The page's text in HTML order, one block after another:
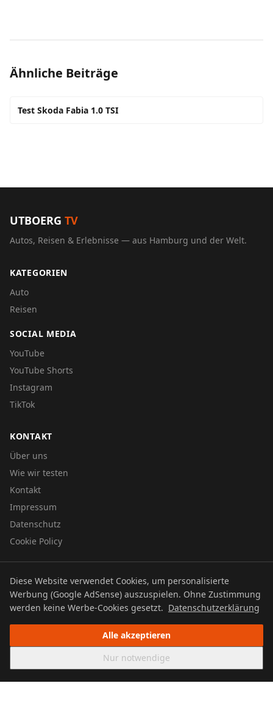
Ähnliche Beiträge
Test Skoda Fabia 1.0 TSI
UTBOERG TV
Autos, Reisen & Erlebnisse — aus Hamburg und der Welt.
KATEGORIEN
Auto
Reisen
SOCIAL MEDIA
YouTube
YouTube Shorts
Instagram
TikTok
KONTAKT
Über uns
Wie wir testen
Kontakt
Impressum
Datenschutz
Cookie Policy
© 2026 UTBOERG TV
DatenschutzImpressumCookie Policy
Diese Website verwendet Cookies, um personalisierte
Werbung (Google AdSense) auszuspielen. Ohne Zustimmung
werden keine Werbe-Cookies gesetzt. Datenschutzerklärung
Alle akzeptieren
Nur notwendige